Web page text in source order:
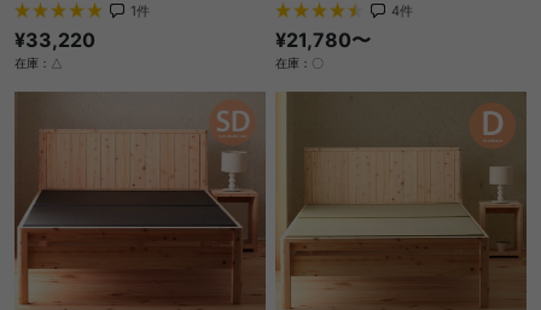
1件
¥33,220
在庫：△
4件
¥21,780〜
在庫：〇